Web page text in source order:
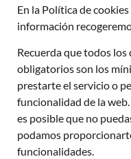
En la Política de
información
Recuerda que todos
obligatorios son los
prestarte el servicio o
funcionalidad de la
es posible que no
podamos
funcionalidades.